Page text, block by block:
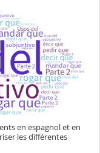
en espagnol et en
les différentes